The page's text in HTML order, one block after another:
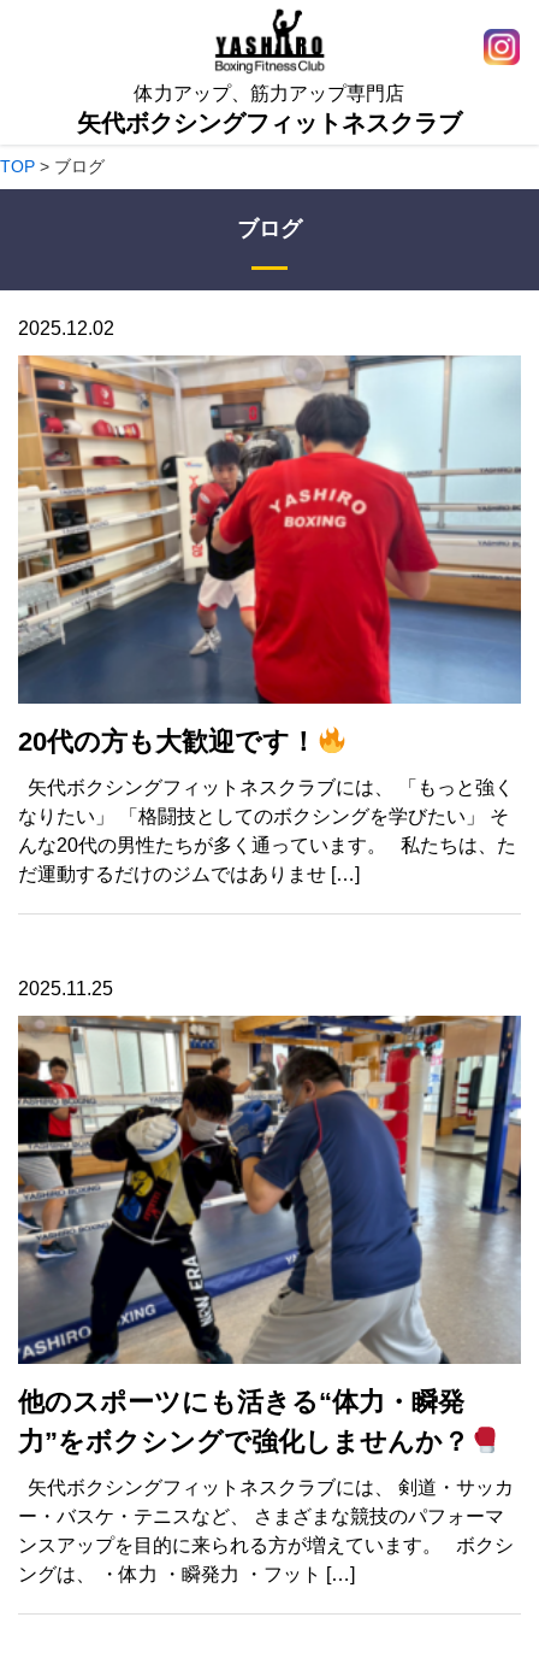
体力アップ、筋力アップ専門店
矢代ボクシングフィットネスクラブ
TOP > ブログ
ブログ
20代の方も大歓迎です！
2025.12.02
矢代ボクシングフィットネスクラブには、 「もっと強く
なりたい」 「格闘技としてのボクシングを学びたい」 そ
んな20代の男性たちが多く通っています。 私たちは、た
だ運動するだけのジムではありませ […]
他のスポーツにも活きる“体力・瞬発
力”をボクシングで強化しませんか？
2025.11.25
矢代ボクシングフィットネスクラブには、 剣道・サッカ
ー・バスケ・テニスなど、 さまざまな競技のパフォーマ
ンスアップを目的に来られる方が増えています。 ボクシ
ングは、 ・体力 ・瞬発力 ・フット […]